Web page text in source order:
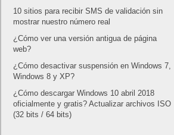
10 sitios para recibir SMS de validación sin
mostrar nuestro número real
¿Cómo ver una versión antigua de página
web?
¿Cómo desactivar suspensión en Windows 7,
Windows 8 y XP?
¿Cómo descargar Windows 10 abril 2018
oficialmente y gratis? Actualizar archivos ISO
(32 bits / 64 bits)